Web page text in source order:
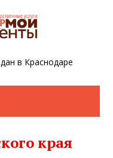
в Краснодаре
края